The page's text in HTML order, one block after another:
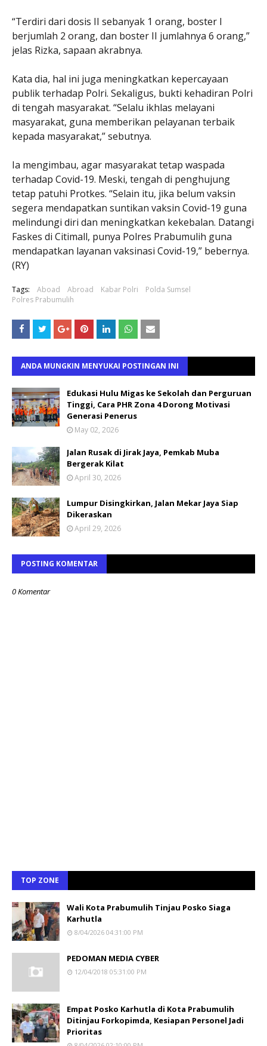
“Terdiri dari dosis II sebanyak 1 orang, boster I
berjumlah 2 orang, dan boster II jumlahnya 6 orang,”
jelas Rizka, sapaan akrabnya.
Kata dia, hal ini juga meningkatkan kepercayaan
publik terhadap Polri. Sekaligus, bukti kehadiran Polri
di tengah masyarakat. “Selalu ikhlas melayani
masyarakat, guna memberikan pelayanan terbaik
kepada masyarakat,” sebutnya.
Ia mengimbau, agar masyarakat tetap waspada
terhadap Covid-19. Meski, tengah di penghujung
tetap patuhi Protkes. “Selain itu, jika belum vaksin
segera mendapatkan suntikan vaksin Covid-19 guna
melindungi diri dan meningkatkan kekebalan. Datangi
Faskes di Citimall, punya Polres Prabumulih guna
mendapatkan layanan vaksinasi Covid-19,” bebernya.
(RY)
Tags: Aboad Abroad Kabar Polri
Polda Sumsel
Polres Prabumulih
ANDA MUNGKIN MENYUKAI POSTINGAN INI
Edukasi Hulu Migas ke Sekolah dan Perguruan
Tinggi, Cara PHR Zona 4 Dorong Motivasi
Generasi Penerus
May 02, 2026
Jalan Rusak di Jirak Jaya, Pemkab Muba
Bergerak Kilat
April 30, 2026
Lumpur Disingkirkan, Jalan Mekar Jaya Siap
Dikeraskan
April 29, 2026
POSTING KOMENTAR
0 Komentar
TOP ZONE
Wali Kota Prabumulih Tinjau Posko Siaga
Karhutla
8/04/2026 04:31:00 PM
PEDOMAN MEDIA CYBER
12/04/2018 05:31:00 PM
Empat Posko Karhutla di Kota Prabumulih
Ditinjau Forkopimda, Kesiapan Personel Jadi
Prioritas